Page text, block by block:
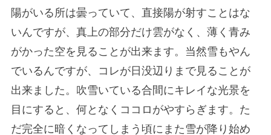
陽がいる所は曇っていて、直接陽が射すことはな
いんですが、真上の部分だけ雲がなく、薄く青み
がかった空を見ることが出来ます。当然雪もやん
でいるんですが、コレが日没辺りまで見ることが
出来ました。吹雪いている合間にキレイな光景を
目にすると、何となくココロがやすらぎます。た
だ完全に暗くなってしまう頃にまた雪が降り始め